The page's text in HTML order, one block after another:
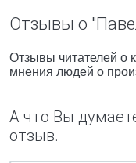
Отзывы о
Отзывы читателей о
мнения людей о
А что Вы
отзыв.